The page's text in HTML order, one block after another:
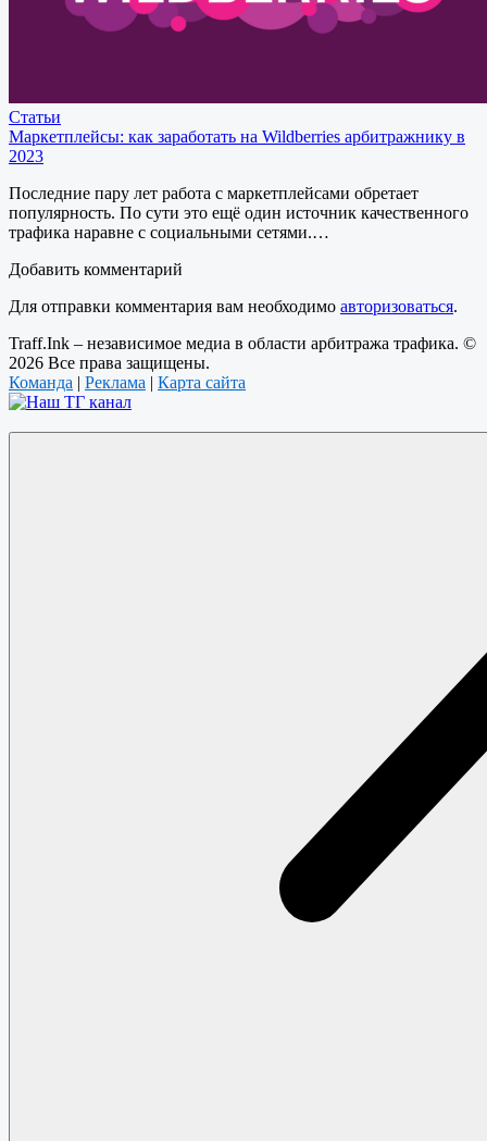
Статьи
Маркетплейсы: как заработать на Wildberries арбитражнику в
2023
Последние пару лет работа с маркетплейсами обретает
популярность. По сути это ещё один источник качественного
трафика наравне с социальными сетями.…
Добавить комментарий
Для отправки комментария вам необходимо авторизоваться.
Traff.Ink – независимое медиа в области арбитража трафика. ©
2026 Все права защищены.
Команда | Реклама | Карта сайта